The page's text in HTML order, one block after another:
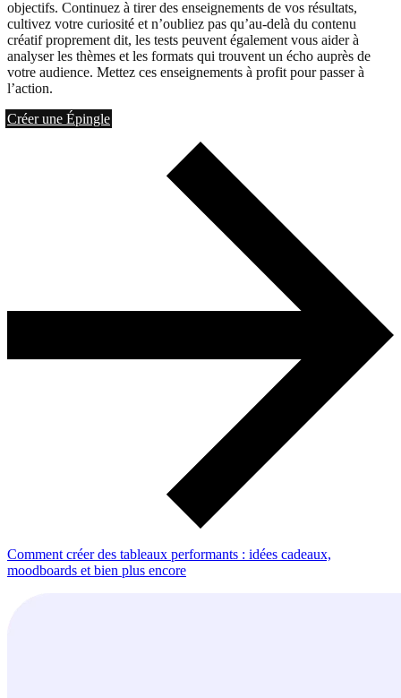
objectifs. Continuez à tirer des enseignements de vos résultats,
cultivez votre curiosité et n’oubliez pas qu’au-delà du contenu
créatif proprement dit, les tests peuvent également vous aider à
analyser les thèmes et les formats qui trouvent un écho auprès de
votre audience. Mettez ces enseignements à profit pour passer à
l’action.
Créer une Épingle
Comment créer des tableaux performants : idées cadeaux,
moodboards et bien plus encore